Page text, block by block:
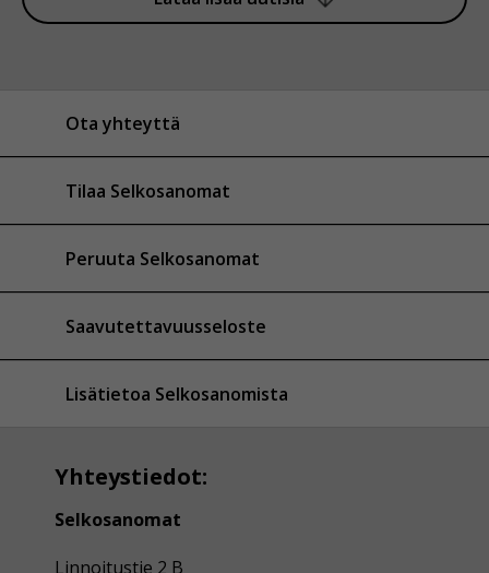
Ota yhteyttä
Tilaa Selkosanomat
Peruuta Selkosanomat
Saavutettavuusseloste
Lisätietoa Selkosanomista
Yhteystiedot:
Selkosanomat
Linnoitustie 2 B